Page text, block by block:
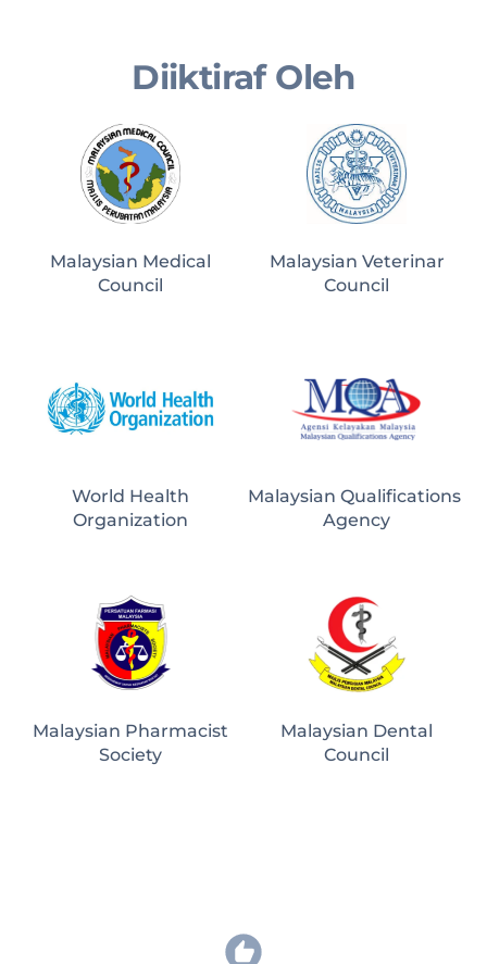
Diiktiraf Oleh
Malaysian Medical
Council
Malaysian Veterinar
Council
World Health
Organization
Malaysian Qualifications
Agency
Malaysian Pharmacist
Society
Malaysian Dental
Council